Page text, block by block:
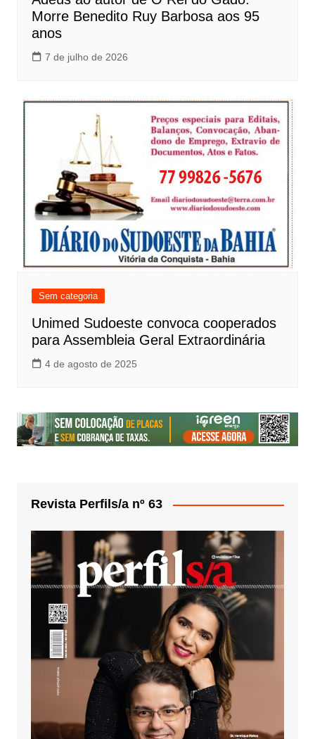
Morre Benedito Ruy Barbosa aos 95
anos
7 de julho de 2026
Sem categoria
Unimed Sudoeste convoca cooperados
para Assembleia Geral Extraordinária
4 de agosto de 2025
Revista Perfils/a nº 63